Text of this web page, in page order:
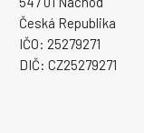
Česká Republika
IČO: 25279271
DIČ: CZ25279271